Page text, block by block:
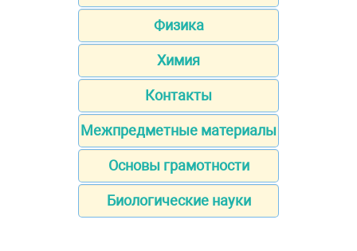
Физика
Химия
Контакты
Межпредметные материалы
Основы грамотности
Биологические науки